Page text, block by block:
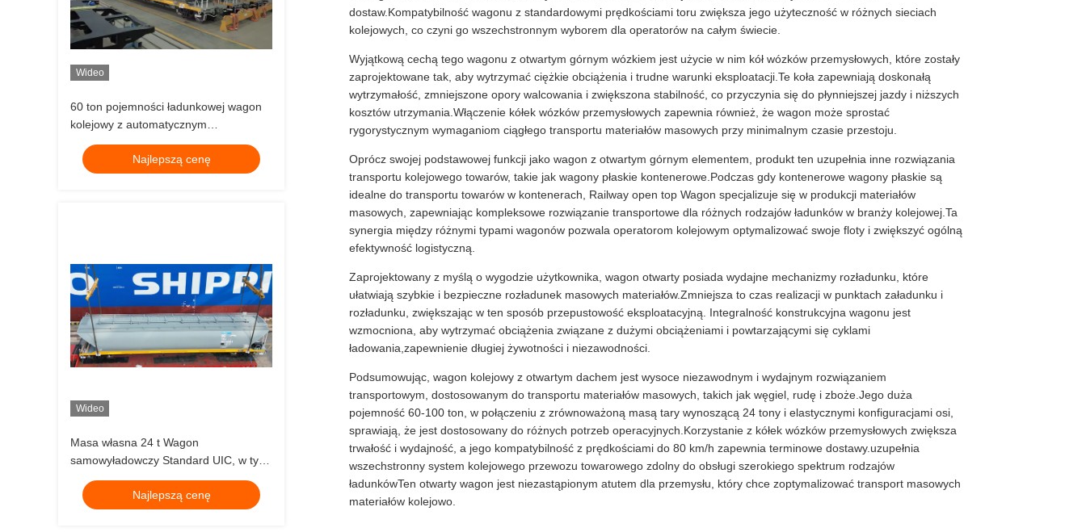
Wideo
60 ton pojemności ładunkowej wagon
kolejowy z automatycznym
sprzęganiem i rozładowaniem do
transportu towarowego
Najlepszą cenę
Wideo
Masa własna 24 t Wagon
samowyładowczy Standard UIC, w tym
hamulec typu AAR lub Standard TB
Zaprojektowany do transportu ciężkich
ładunków masowych
Najlepszą cenę
dostaw.Kompatybilność wagonu z standardowymi prędkościami toru zwiększa jego użyteczność w różnych sieciach
kolejowych, co czyni go wszechstronnym wyborem dla operatorów na całym świecie.
Wyjątkową cechą tego wagonu z otwartym górnym wózkiem jest użycie w nim kół wózków przemysłowych, które zostały
zaprojektowane tak, aby wytrzymać ciężkie obciążenia i trudne warunki eksploatacji.Te koła zapewniają doskonałą
wytrzymałość, zmniejszone opory walcowania i zwiększona stabilność, co przyczynia się do płynniejszej jazdy i niższych
kosztów utrzymania.Włączenie kółek wózków przemysłowych zapewnia również, że wagon może sprostać
rygorystycznym wymaganiom ciągłego transportu materiałów masowych przy minimalnym czasie przestoju.
Oprócz swojej podstawowej funkcji jako wagon z otwartym górnym elementem, produkt ten uzupełnia inne rozwiązania
transportu kolejowego towarów, takie jak wagony płaskie kontenerowe.Podczas gdy kontenerowe wagony płaskie są
idealne do transportu towarów w kontenerach, Railway open top Wagon specjalizuje się w produkcji materiałów
masowych, zapewniając kompleksowe rozwiązanie transportowe dla różnych rodzajów ładunków w branży kolejowej.Ta
synergia między różnymi typami wagonów pozwala operatorom kolejowym optymalizować swoje floty i zwiększyć ogólną
efektywność logistyczną.
Zaprojektowany z myślą o wygodzie użytkownika, wagon otwarty posiada wydajne mechanizmy rozładunku, które
ułatwiają szybkie i bezpieczne rozładunek masowych materiałów.Zmniejsza to czas realizacji w punktach załadunku i
rozładunku, zwiększając w ten sposób przepustowość eksploatacyjną. Integralność konstrukcyjna wagonu jest
wzmocniona, aby wytrzymać obciążenia związane z dużymi obciążeniami i powtarzającymi się cyklami
ładowania,zapewnienie długiej żywotności i niezawodności.
Podsumowując, wagon kolejowy z otwartym dachem jest wysoce niezawodnym i wydajnym rozwiązaniem
transportowym, dostosowanym do transportu materiałów masowych, takich jak węgiel, rudę i zboże.Jego duża
pojemność 60-100 ton, w połączeniu z zrównoważoną masą tary wynoszącą 24 tony i elastycznymi konfiguracjami osi,
sprawiają, że jest dostosowany do różnych potrzeb operacyjnych.Korzystanie z kółek wózków przemysłowych zwiększa
trwałość i wydajność, a jego kompatybilność z prędkościami do 80 km/h zapewnia terminowe dostawy.uzupełnia
wszechstronny system kolejowego przewozu towarowego zdolny do obsługi szerokiego spektrum rodzajów
ładunkówTen otwarty wagon jest niezastąpionym atutem dla przemysłu, który chce zoptymalizować transport masowych
materiałów kolejowo.